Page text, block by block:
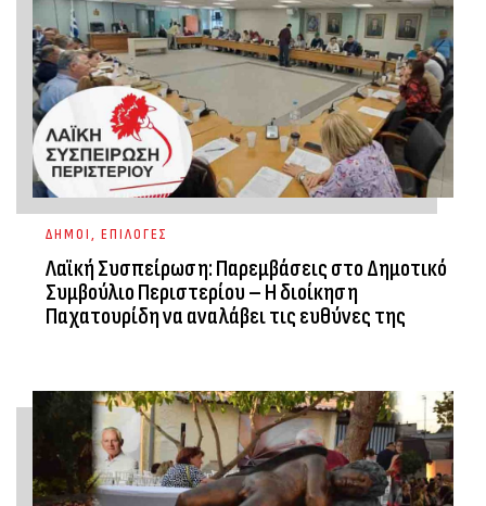
ΔΗΜΟΙ, ΕΠΙΛΟΓΕΣ
Λαϊκή Συσπείρωση: Παρεμβάσεις στο Δημοτικό
Συμβούλιο Περιστερίου – Η διοίκηση
Παχατουρίδη να αναλάβει τις ευθύνες της